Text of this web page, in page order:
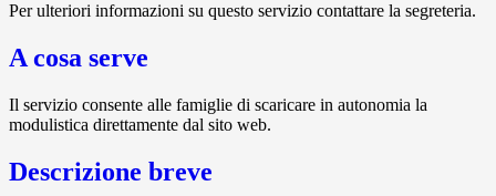
Per ulteriori informazioni su questo servizio contattare la segreteria.
A cosa serve
Il servizio consente alle famiglie di scaricare in autonomia la
modulistica direttamente dal sito web.
Descrizione breve